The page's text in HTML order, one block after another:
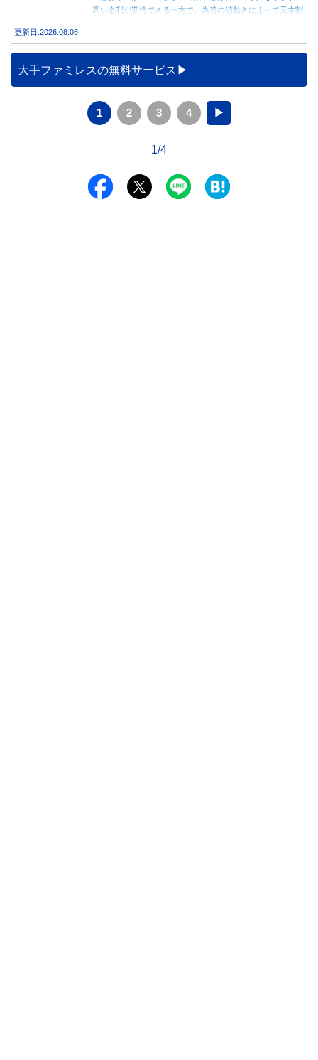
高い金利が期待できる一方で、為替の値動きによって元本割
更新日:2026.08.08
大手ファミレスの無料サービス
1 2 3 4 ▶
1/4